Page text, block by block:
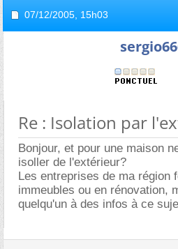
07/12/2005, 15h03
Re : Isolation par
Bonjour, et pour une maison
isoller de l'extérieur?
Les entreprises de ma région
immeubles ou en rénovation,
quelqu'un à des infos à ce